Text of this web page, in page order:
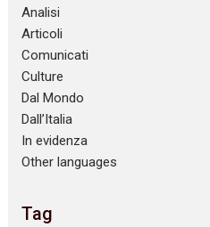
Analisi
Articoli
Comunicati
Culture
Dal Mondo
Dall’Italia
In evidenza
Other languages
Tag